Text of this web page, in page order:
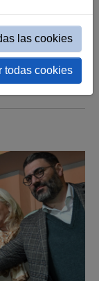
de
del
las cookies
todas cookies